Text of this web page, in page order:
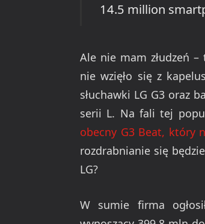
14.5 million
Ale nie mam złudzeń
nie wzięło się z
słuchawki LG G3 oraz
serii L. Na fali tej
obecny G3 Beat, który
rozdrabnianie się
LG?
W sumie firma